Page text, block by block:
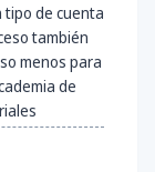
tipo de cuenta
también
menos para
de